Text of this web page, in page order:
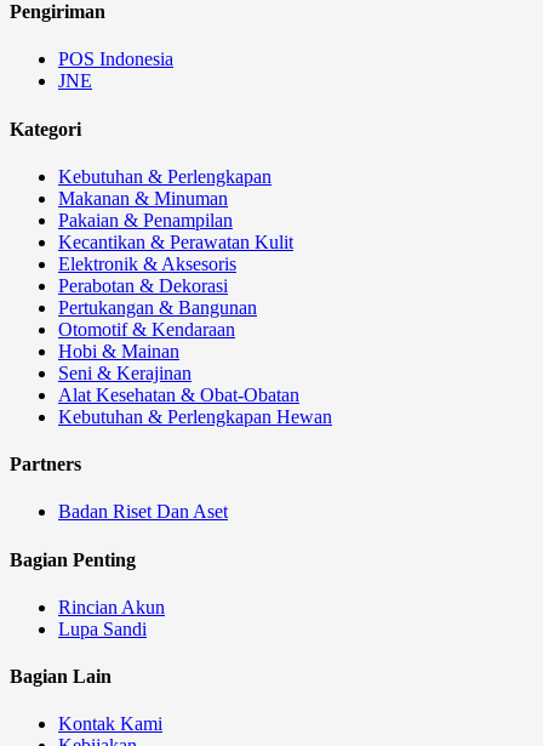
Pengiriman
POS Indonesia
JNE
Kategori
Kebutuhan & Perlengkapan
Makanan & Minuman
Pakaian & Penampilan
Kecantikan & Perawatan Kulit
Elektronik & Aksesoris
Perabotan & Dekorasi
Pertukangan & Bangunan
Otomotif & Kendaraan
Hobi & Mainan
Seni & Kerajinan
Alat Kesehatan & Obat-Obatan
Kebutuhan & Perlengkapan Hewan
Partners
Badan Riset Dan Aset
Bagian Penting
Rincian Akun
Lupa Sandi
Bagian Lain
Kontak Kami